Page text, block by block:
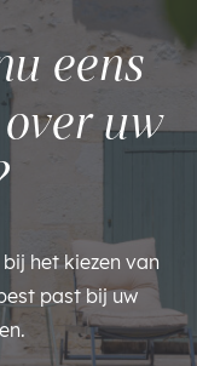
eens
uw
het kiezen van
past bij uw